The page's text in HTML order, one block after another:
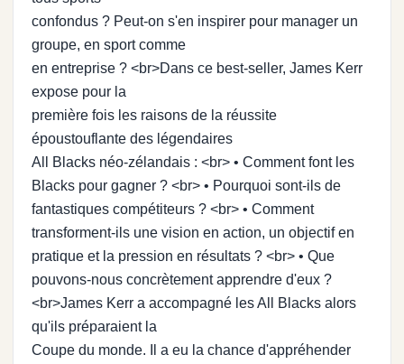
confondus ? Peut-on s'en inspirer pour manager un
groupe, en sport comme
en entreprise ? <br>Dans ce best-seller, James Kerr
expose pour la
première fois les raisons de la réussite
époustouflante des légendaires
All Blacks néo-zélandais : <br> • Comment font les
Blacks pour gagner ? <br> • Pourquoi sont-ils de
fantastiques compétiteurs ? <br> • Comment
transforment-ils une vision en action, un objectif en
pratique et la pression en résultats ? <br> • Que
pouvons-nous concrètement apprendre d'eux ?
<br>James Kerr a accompagné les All Blacks alors
qu'ils préparaient la
Coupe du monde. Il a eu la chance d'appréhender